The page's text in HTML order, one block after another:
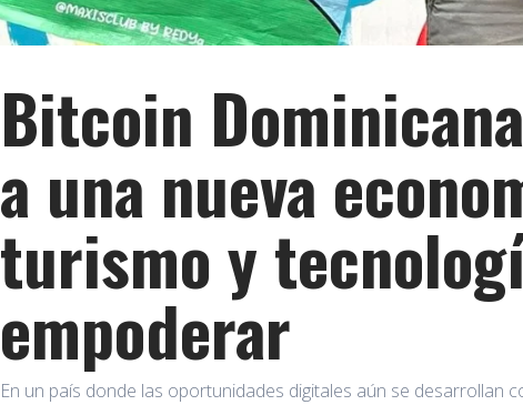
Bitcoin
a una nueva
turismo y
empoderar
En un país donde las oportunidades digitales aún se desarrollan